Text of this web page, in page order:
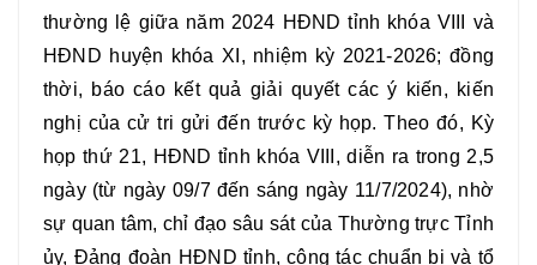
thường lệ giữa năm 2024 HĐND tỉnh khóa VIII và
HĐND huyện khóa XI, nhiệm kỳ 2021-2026; đồng
thời, báo cáo kết quả giải quyết các ý kiến, kiến
nghị của cử tri gửi đến trước kỳ họp. Theo đó, Kỳ
họp thứ 21, HĐND tỉnh khóa VIII, diễn ra trong 2,5
ngày (từ ngày 09/7 đến sáng ngày 11/7/2024), nhờ
sự quan tâm, chỉ đạo sâu sát của Thường trực Tỉnh
ủy, Đảng đoàn HĐND tỉnh, công tác chuẩn bị và tổ